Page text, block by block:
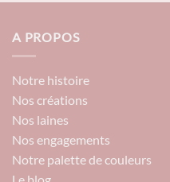
A PROPOS
Notre histoire
Nos créations
Nos laines
Nos engagements
Notre palette de couleurs